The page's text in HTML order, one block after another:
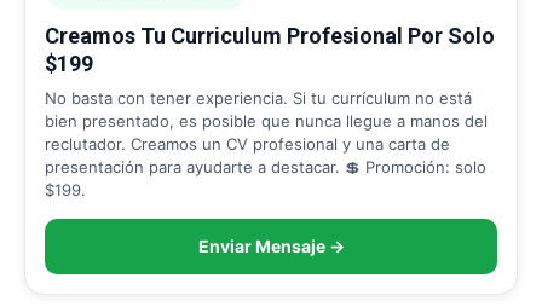
Creamos Tu Curriculum Profesional Por Solo
$199
No basta con tener experiencia. Si tu currículum no está
bien presentado, es posible que nunca llegue a manos del
reclutador. Creamos un CV profesional y una carta de
presentación para ayudarte a destacar. 💲 Promoción: solo
$199.
Enviar Mensaje →